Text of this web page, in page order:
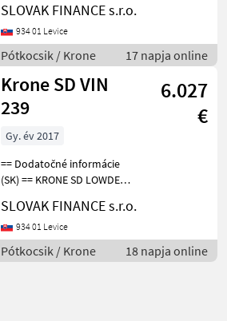
zdvíhacia náprava,
kotúčové brzdy, vnútorná
výška: 3m, mechanický
prízdvih strechy: 3,
SLOVAK FINANCE s.r.o.
934 01 Levice
Pótkocsik / Krone 17 napja online
Krone SD VIN
239
6.027
€
Gy. év 2017
== Dodatočné informácie
(SK) == KRONE SD LOWDECK
kotúčové brzdy, zdvíhacia
náprava, vnútorná výška:
3m, mechanický prízdvih
strechy: 3, 3
SLOVAK FINANCE s.r.o.
934 01 Levice
Pótkocsik / Krone 18 napja online